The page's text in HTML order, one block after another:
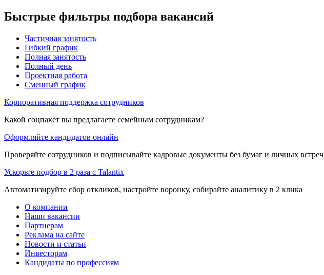
Быстрые фильтры подбора вакансий
Частичная занятость
Гибкий график
Полная занятость
Полный день
Проектная работа
Сменный график
Корпоративная поддержка сотрудников
Какой соцпакет вы предлагаете семейным сотрудникам?
Оформляйте кандидатов онлайн
Проверяйте сотрудников и подписывайте кадровые документы без бумаг и личных встреч
Ускорьте подбор в 2 раза с Talantix
Автоматизируйте сбор откликов, настройте воронку, собирайте аналитику в 2 клика
О компании
Наши вакансии
Партнерам
Реклама на сайте
Новости и статьи
Инвесторам
Кандидаты по профессиям